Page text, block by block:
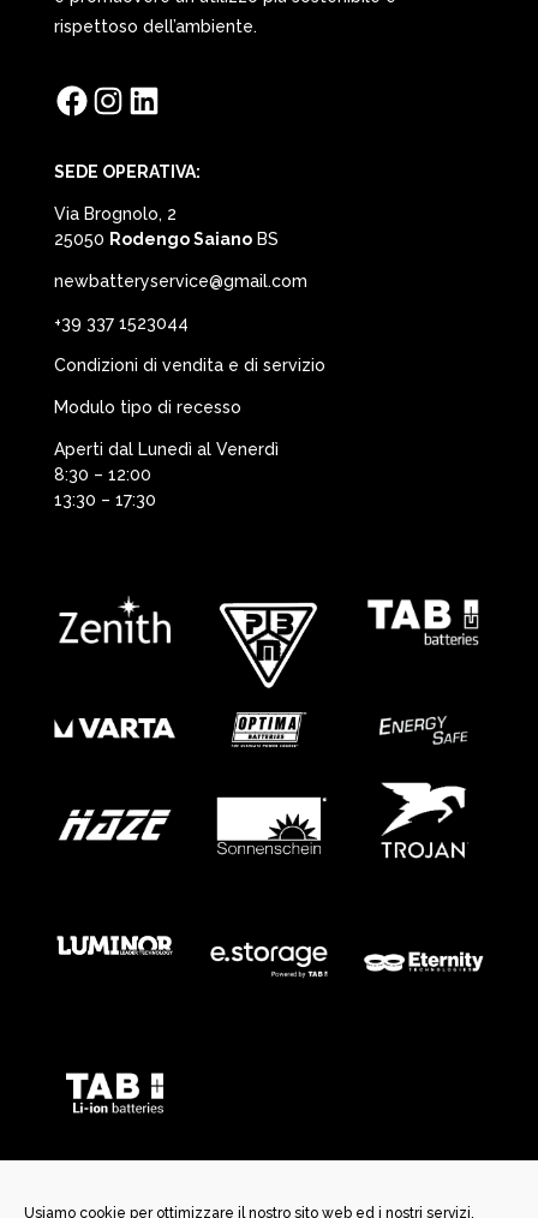
Usiamo cookie per ottimizzare il nostro sito web ed i nostri servizi.
rispettoso dell’ambiente.
FacebookInstagramLinkedIn
SEDE OPERATIVA:
Via Brognolo, 2
25050 Rodengo SaianoBS
newbatteryservice@gmail.com
+39 337 1523044
Condizioni di vendita e di servizio
Modulo tipo di recesso
Aperti dal Lunedì al Venerdì
8:30 – 12:00
13:30 – 17:30